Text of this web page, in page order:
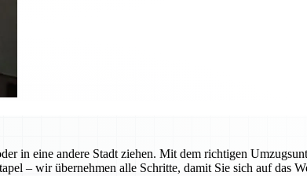
in eine andere Stadt ziehen. Mit dem richtigen
– wir übernehmen alle Schritte, damit Sie sich auf das